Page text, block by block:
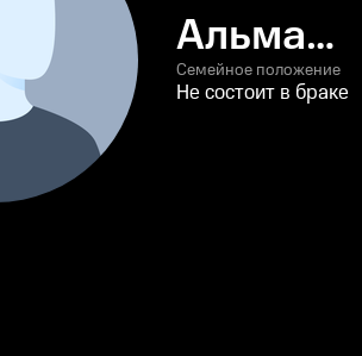
Альма
Семейное положение
Не состоит в браке